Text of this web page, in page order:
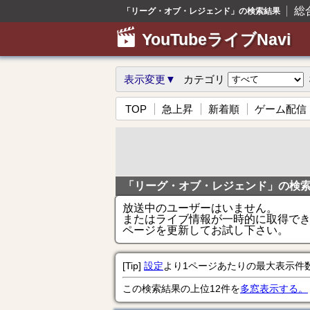
「リーグ・オブ・レジェンド」の検索結果 総
YouTubeライブNavi
表示変更▼ カテゴリ
TOP 急上昇 新着順 ゲーム配信
「リーグ・オブ・レジェンド」の検
放送中のユーザーはいません。
またはライブ情報が一時的に取得で
ページを更新してお試し下さい。
[Tip] 設定より1ページあたりの最大表示件
この検索結果の上位12件を多窓表示する。